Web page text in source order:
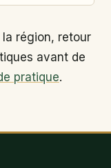
région, retour
avant de
pratique.